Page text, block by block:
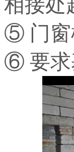
⑤ 门窗
⑥ 要求